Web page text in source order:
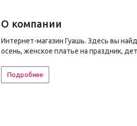
О компании
Интернет-магазин Гуашь. Здесь вы
осень, женское платье на праздник,
Подробнее